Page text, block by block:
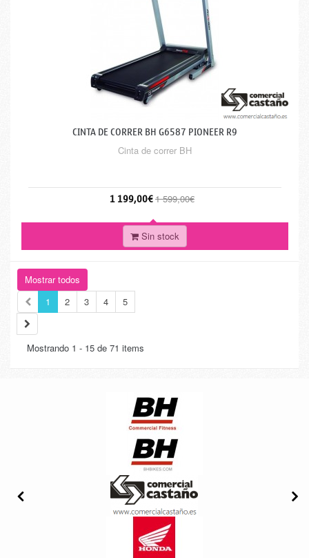
CINTA DE CORRER BH G6587 PIONEER R9
Cinta de correr BH
1 199,00€1 599,00€
Sin stock
Mostrar todos
1
2 3 4 5
Mostrando 1 - 15 de 71 items